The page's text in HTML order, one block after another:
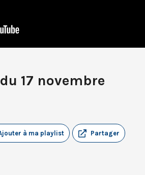
17 novembre
Partager
à ma playlist